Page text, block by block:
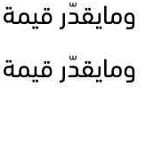
ومايقدّر قيمة
ومايقدّر قيمة